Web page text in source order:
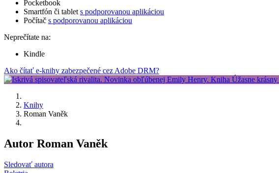
Pocketbook
Smartfón či tablet s podporovanou aplikáciou
Počítač s podporovanou aplikáciou
Neprečítate na:
Kindle
Ako čítať e-knihy zabezpečené cez Adobe DRM?
Knihy
Roman Vaněk
Autor Roman Vaněk
Sledovať autora